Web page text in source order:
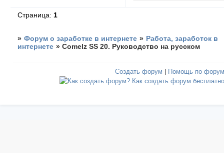
Страница: 1
» Форум о заработке в интернете » Работа, заработок в
интернете »Comelz SS 20. Руководство на русском
Создать форум Помощь по